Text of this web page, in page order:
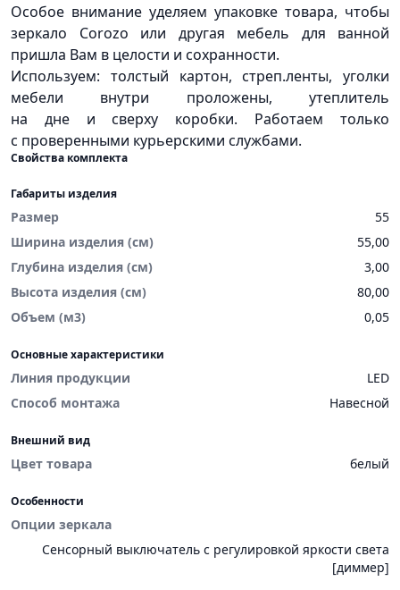
Особое внимание уделяем упаковке товара, чтобы
зеркало Corozo или другая мебель для ванной
пришла Вам в целости и сохранности.
Используем: толстый картон, стреп.ленты, уголки
мебели внутри проложены, утеплитель
на дне и сверху коробки. Работаем только
с проверенными курьерскими службами.
Свойства комплекта
Габариты изделия
Размер
55
Ширина изделия (см)
55,00
Глубина изделия (см)
3,00
Высота изделия (см)
80,00
Объем (м3)
0,05
Основные характеристики
Линия продукции
LED
Способ монтажа
Навесной
Внешний вид
Цвет товара белый
Особенности
Опции зеркала
Сенсорный выключатель с регулировкой яркости света
[диммер]